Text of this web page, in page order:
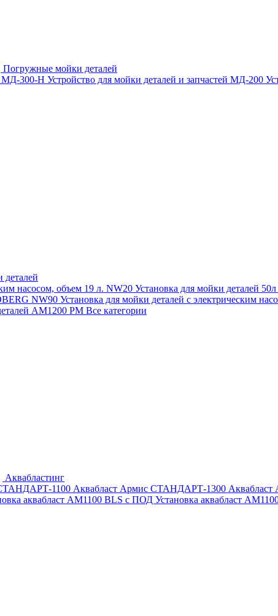
Погружные мойки деталей
МД-300-H Устройство для мойки деталей и запчастей МД-200
насосом, объем 19 л. NW20 Установка для мойки деталей
NW90 Установка для мойки деталей с электрическим
АМ1200 РМ Все категории
Аквабластинг
1100 Аквабласт Армис СТАНДАРТ-1300
аквабласт AM1100 BLS с ПОД Установка аквабласт